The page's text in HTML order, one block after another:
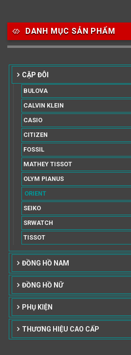
DANH MỤC SẢN PHẨM
CẶP ĐÔI
BULOVA
CALVIN KLEIN
CASIO
CITIZEN
FOSSIL
MATHEY TISSOT
OLYM PIANUS
ORIENT
SEIKO
SRWATCH
TISSOT
ĐỒNG HỒ NAM
ĐỒNG HỒ NỮ
PHỤ KIỆN
THƯƠNG HIỆU CAO CẤP